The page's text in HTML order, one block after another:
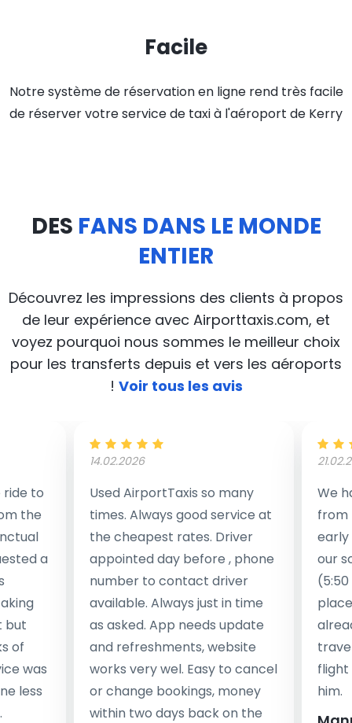
Facile
Notre système de réservation en ligne rend très facile
de réserver votre service de taxi à l'aéroport de Kerry
DES FANS DANS LE MONDE
ENTIER
Découvrez les impressions des clients à propos
de leur expérience avec Airporttaxis.com, et
voyez pourquoi nous sommes le meilleur choix
pour les transferts depuis et vers les aéroports
! Voir tous les avis
to
the
a
but
of
was
less
14.02.2026
Used AirportTaxis so many
times. Always good service at
the cheapest rates. Driver
appointed day before , phone
number to contact driver
available. Always just in time
as asked. App needs update
and refreshments, website
works very wel. Easy to cancel
or change bookings, money
within two days back on the
We
from
early
our
flight
him.